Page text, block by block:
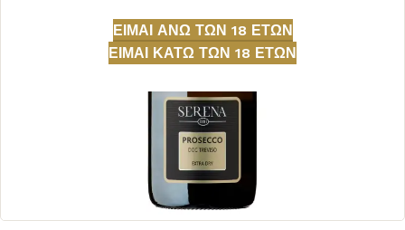
ΕΊΜΑΙ ΆΝΩ ΤΩΝ 18 ΕΤΏΝ
ΕΊΜΑΙ ΚΆΤΩ ΤΩΝ 18 ΕΤΏΝ